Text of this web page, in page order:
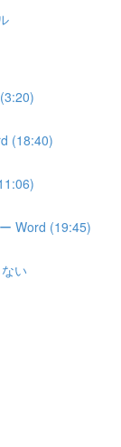
(18:40)
Word (19:45)
い